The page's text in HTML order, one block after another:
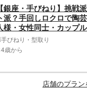
【銀座・手びねり】挑戦
派？手回しロクロで陶
様・女性同士・カップ
手びねり・型取り
4歳から
店舗のプラ